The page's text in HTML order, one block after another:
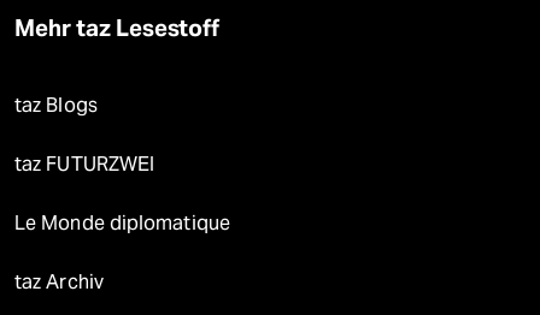
Mehr taz Lesestoff
taz Blogs
taz FUTURZWEI
Le Monde diplomatique
taz Archiv